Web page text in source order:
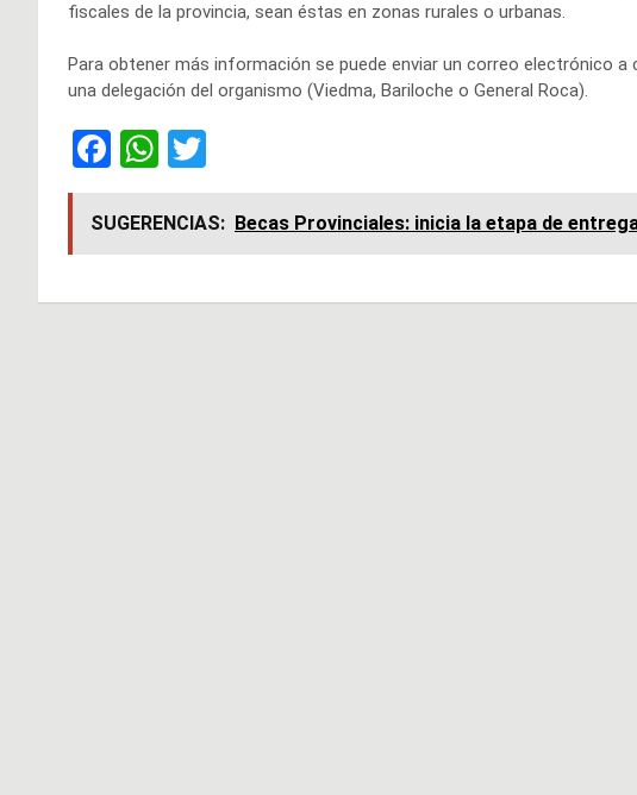
fiscales de la provincia, sean éstas en zonas rurales o urbanas.
Para obtener más información se puede enviar un correo electrónico
una delegación del organismo (Viedma, Bariloche o General Roca).
F
a
ce
b
o
W
h
at
s
A
wi
tt
er
SUGERENCIAS: Becas Provinciales: inicia la etapa de